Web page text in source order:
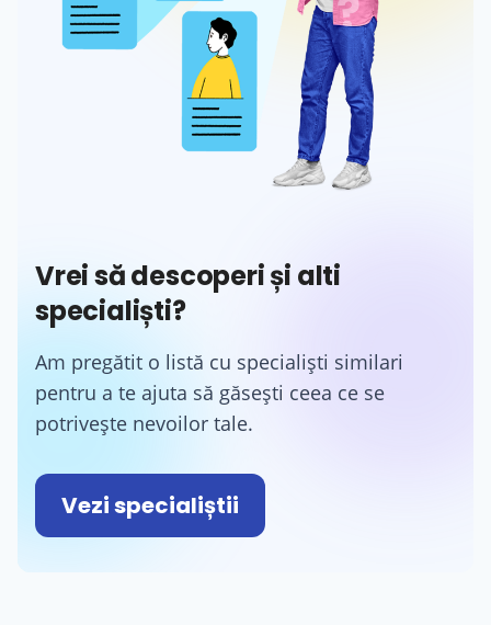
Vrei să descoperi și alti
specialiști?
Am pregătit o listă cu specialiști similari
pentru a te ajuta să găsești ceea ce se
potrivește nevoilor tale.
Vezi specialiștii